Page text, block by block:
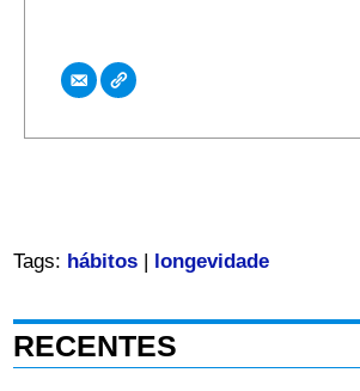
Tags: hábitos| longevidade
RECENTES